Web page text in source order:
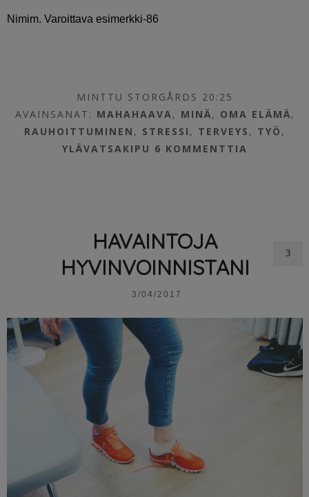
Nimim. Varoittava esimerkki-86
MINTTU STORGÅRDS 20:25
AVAINSANAT: MAHAHAAVA , MINÄ, OMA ELÄMÄ,
RAUHOITTUMINEN , STRESSI , TERVEYS , TYÖ ,
YLÄVATSAKIPU 6 KOMMENTTIA
HAVAINTOJA
HYVINVOINNISTANI
3/04/2017
3